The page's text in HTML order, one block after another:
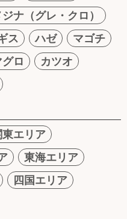
ジナ（グレ・クロ）
ス ハゼ
マゴチ
グロ
カツオ
東エリア
東海エリア
四国エリア